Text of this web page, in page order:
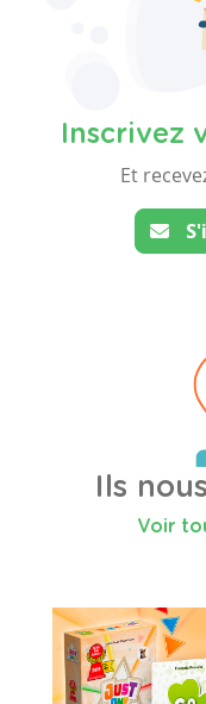
Inscrivez
Et
Ils
Voir